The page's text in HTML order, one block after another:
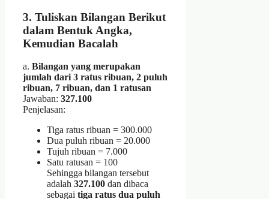
3. Tuliskan Bilangan Berikut
dalam Bentuk Angka,
Kemudian Bacalah
a. Bilangan yang merupakan
jumlah dari 3 ratus ribuan, 2 puluh
ribuan, 7 ribuan, dan 1 ratusan
Jawaban: 327.100
Penjelasan:
Tiga ratus ribuan = 300.000
Dua puluh ribuan = 20.000
Tujuh ribuan = 7.000
Satu ratusan = 100
Sehingga bilangan tersebut
adalah 327.100 dan dibaca
sebagai tiga ratus dua puluh